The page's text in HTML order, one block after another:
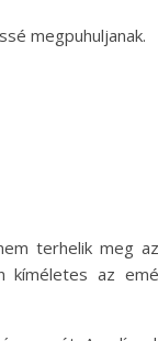
megpuhuljanak.
terhelik meg
kíméletes az